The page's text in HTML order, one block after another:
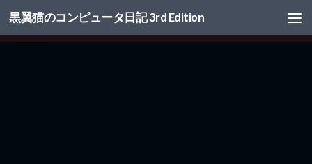
コンテンツへスキップ
黒翼猫のコンピュータ日記 3rd Edition